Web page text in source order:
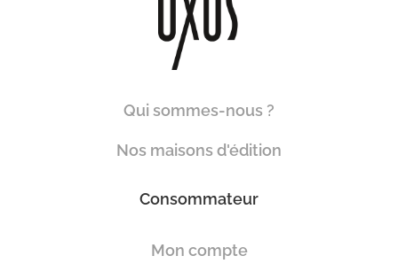
Qui sommes-nous ?
Nos maisons d'édition
Consommateur
Mon compte